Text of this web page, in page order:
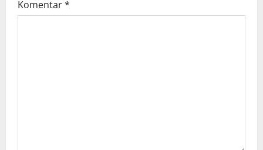
Komentar*